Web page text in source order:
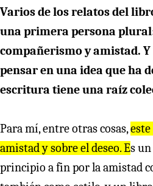
Varios de los relatos del
una primera persona
compañerismo y amistad.
pensar en una idea que ha
escritura tiene una raíz
Para mí, entre otras cosas,
amistad y sobre el deseo. Es
principio a fin por la amistad